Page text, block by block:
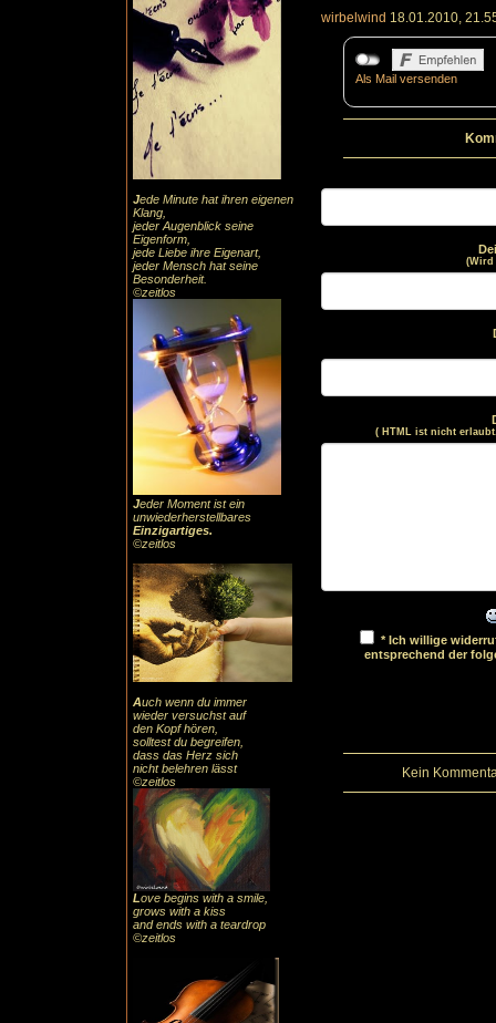
Jede Minute hat ihren eigenen
Klang,
jeder Augenblick seine
Eigenform,
jede Liebe ihre Eigenart,
jeder Mensch hat seine
Besonderheit.
©zeitlos
Jeder Moment ist ein
unwiederherstellbares
Einzigartiges.
©zeitlos
Auch wenn du immer
wieder versuchst auf
den Kopf hören,
solltest du begreifen,
dass das Herz sich
nicht belehren lässt
©zeitlos
Love begins with a smile,
grows with a kiss
and ends with a teardrop
©zeitlos
wirbelwind 18.01.2010,
Als Mail versenden
(Wird
( HTML ist nicht
* Ich willige
entsprechend der
Kein